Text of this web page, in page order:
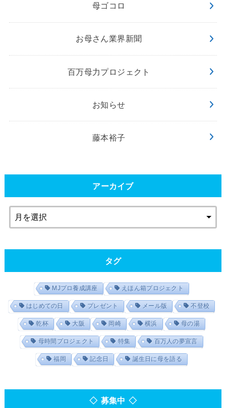
母ゴコロ
お母さん業界新聞
百万母力プロジェクト
お知らせ
藤本裕子
アーカイブ
タグ
MJプロ養成講座 えほん箱プロジェクト
はじめての日 プレゼント メール版 不登校
乾杯 大阪 岡崎 横浜 母の湯
母時間プロジェクト 特集 百万人の夢宣言
福岡 記念日 誕生日に母を語る
◇ 募集中 ◇